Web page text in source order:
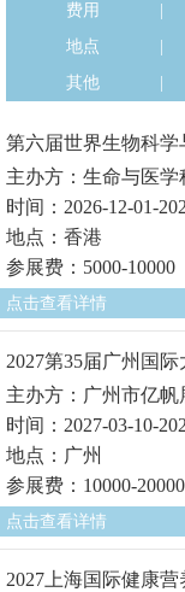
费用
地点
其他
第六届世界生物科学
主办方：生命与医
时间：2026-12-01-
地点：香港
参展费：5000-10000
点击查看详情
2027第35届广州国
主办方：广州市亿帆
时间：2027-03-10-
地点：广州
参展费：10000-20000
点击查看详情
2027上海国际健康